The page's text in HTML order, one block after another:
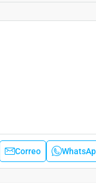
Correo